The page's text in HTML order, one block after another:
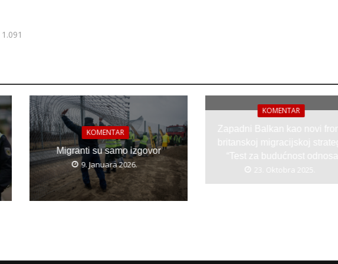
1.091
KOMENTAR
Migranti su samo izgovor
9. Januara 2026.
KOMENTAR
Zapadni Balkan kao novi
britanskoj migracijskoj
“Test za budućnost odnosa”
23. Oktobra 2025.